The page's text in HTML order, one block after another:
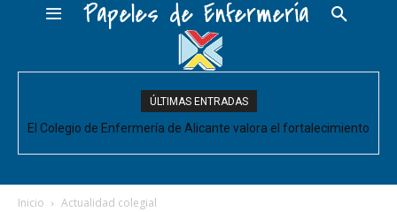
Papeles de Enfermería
ÚLTIMAS ENTRADAS
El Colegio de Enfermería de Alicante valora el fortalecimiento
acompañe de decisiones estructurales para...
El Colegio de Enfermería de Alicante pide negociar para
y CESM-CV
Inicio Actualidad colegial